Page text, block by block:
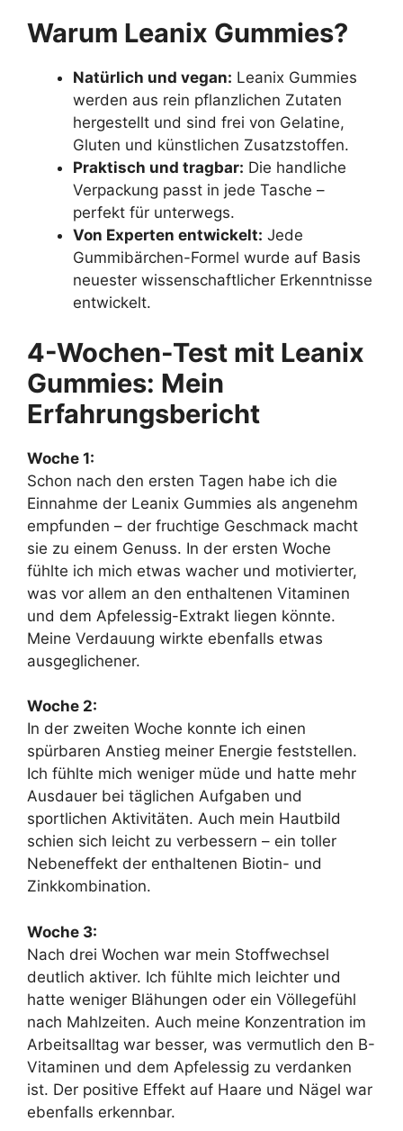
Warum Leanix Gummies?
Natürlich und vegan: Leanix Gummies
werden aus rein pflanzlichen Zutaten
hergestellt und sind frei von Gelatine,
Gluten und künstlichen Zusatzstoffen.
Praktisch und tragbar: Die handliche
Verpackung passt in jede Tasche –
perfekt für unterwegs.
Von Experten entwickelt: Jede
Gummibärchen-Formel wurde auf Basis
neuester wissenschaftlicher Erkenntnisse
entwickelt.
4-Wochen-Test mit Leanix
Gummies: Mein
Erfahrungsbericht
Woche 1:
Schon nach den ersten Tagen habe ich die
Einnahme der Leanix Gummies als angenehm
empfunden – der fruchtige Geschmack macht
sie zu einem Genuss. In der ersten Woche
fühlte ich mich etwas wacher und motivierter,
was vor allem an den enthaltenen Vitaminen
und dem Apfelessig-Extrakt liegen könnte.
Meine Verdauung wirkte ebenfalls etwas
ausgeglichener.
Woche 2:
In der zweiten Woche konnte ich einen
spürbaren Anstieg meiner Energie feststellen.
Ich fühlte mich weniger müde und hatte mehr
Ausdauer bei täglichen Aufgaben und
sportlichen Aktivitäten. Auch mein Hautbild
schien sich leicht zu verbessern – ein toller
Nebeneffekt der enthaltenen Biotin- und
Zinkkombination.
Woche 3:
Nach drei Wochen war mein Stoffwechsel
deutlich aktiver. Ich fühlte mich leichter und
hatte weniger Blähungen oder ein Völlegefühl
nach Mahlzeiten. Auch meine Konzentration im
Arbeitsalltag war besser, was vermutlich den B-
Vitaminen und dem Apfelessig zu verdanken
ist. Der positive Effekt auf Haare und Nägel war
ebenfalls erkennbar.